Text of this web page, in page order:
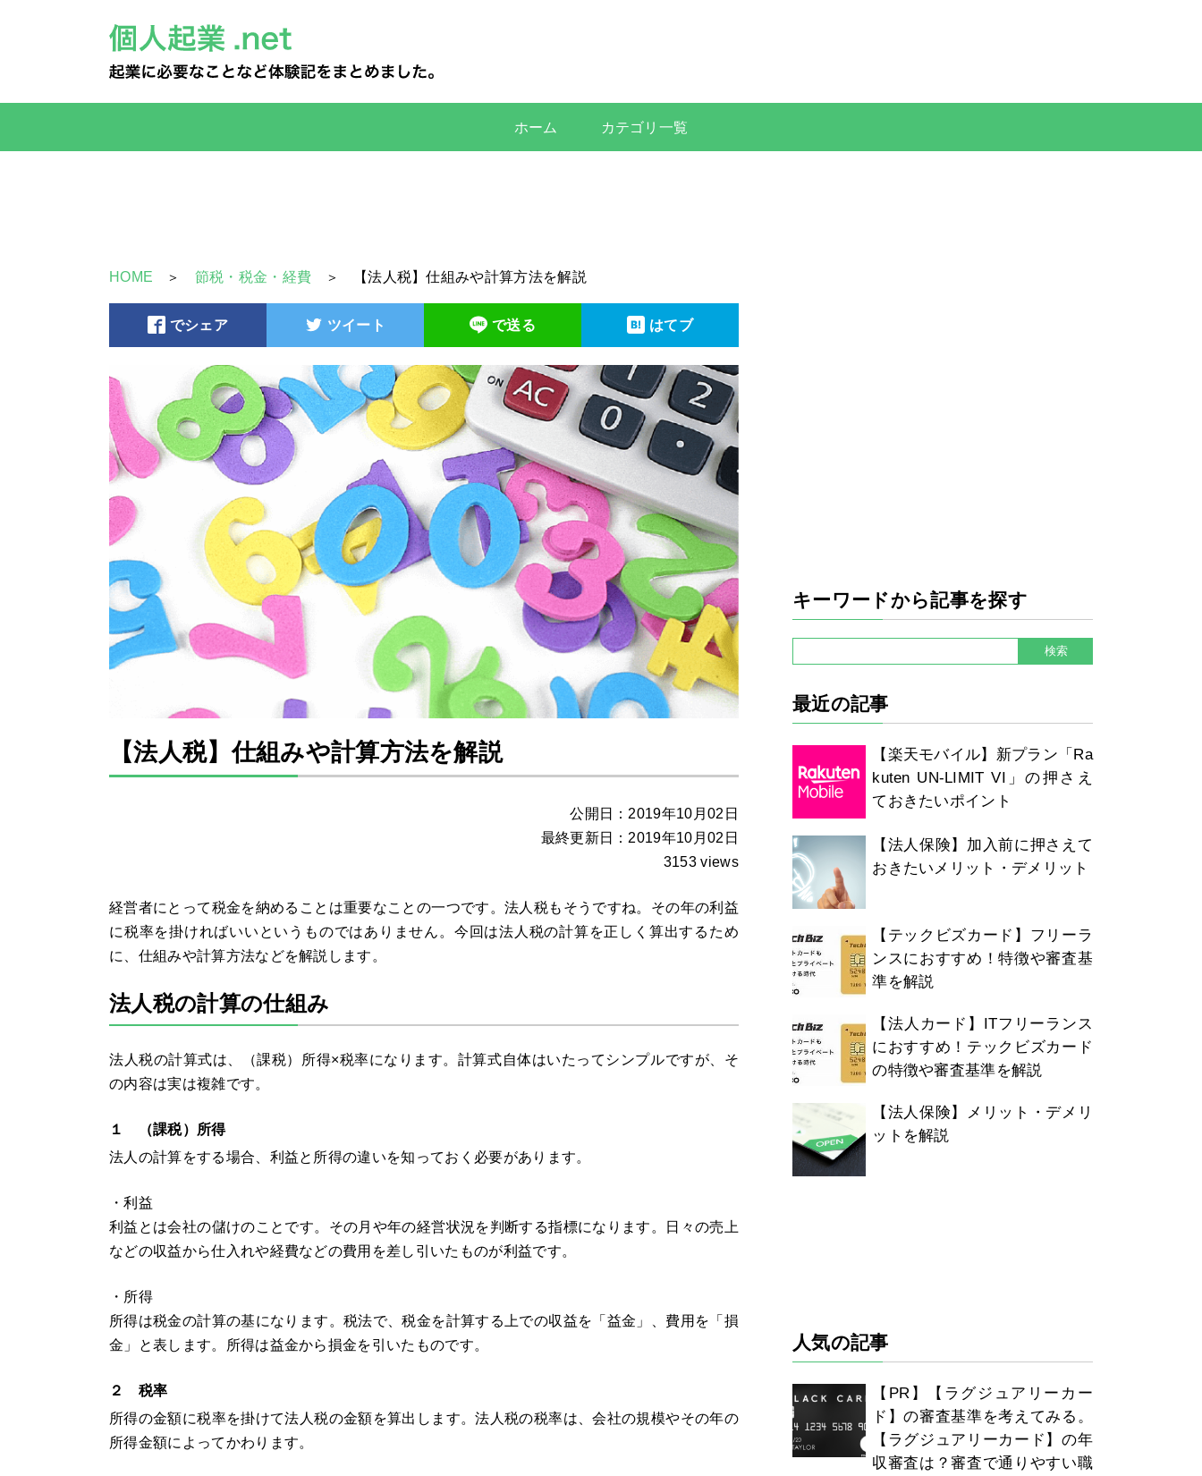
ホーム カテゴリ一覧
HOME 節税・税金・経費 【法人税】仕組みや計算方法を解説
でシェア ツイート で送る はてブ
【法人税】仕組みや計算方法を解説
公開日：2019年10月02日
最終更新日：2019年10月02日
3153 views
経営者にとって税金を納めることは重要なことの一つです。法人税もそうですね。その年の利益
に税率を掛ければいいというものではありません。今回は法人税の計算を正しく算出するため
に、仕組みや計算方法などを解説します。
法人税の計算の仕組み
法人税の計算式は、（課税）所得×税率になります。計算式自体はいたってシンプルですが、そ
の内容は実は複雑です。
１ （課税）所得
法人の計算をする場合、利益と所得の違いを知っておく必要があります。
・利益
利益とは会社の儲けのことです。その月や年の経営状況を判断する指標になります。日々の売上
などの収益から仕入れや経費などの費用を差し引いたものが利益です。
・所得
所得は税金の計算の基になります。税法で、税金を計算する上での収益を「益金」、費用を「損
金」と表します。所得は益金から損金を引いたものです。
２ 税率
所得の金額に税率を掛けて法人税の金額を算出します。法人税の税率は、会社の規模やその年の
所得金額によってかわります。
キーワードから記事を探す
最近の記事
【楽天モバイル】新プラン「Ra
kuten UN-LIMIT VI」の押さえ
ておきたいポイント
【法人保険】加入前に押さえて
おきたいメリット・デメリット
【テックビズカード】フリーラ
ンスにおすすめ！特徴や審査基
準を解説
【法人カード】ITフリーランス
におすすめ！テックビズカード
の特徴や審査基準を解説
【法人保険】メリット・デメリ
ットを解説
人気の記事
【PR】【ラグジュアリーカー
ド】の審査基準を考えてみる。
【ラグジュアリーカード】の年
収審査は？審査で通りやすい職